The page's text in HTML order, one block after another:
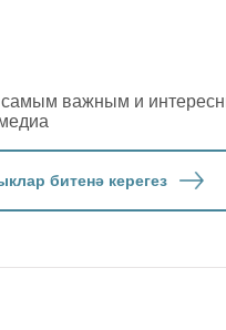
самым важным и
битенә керегез